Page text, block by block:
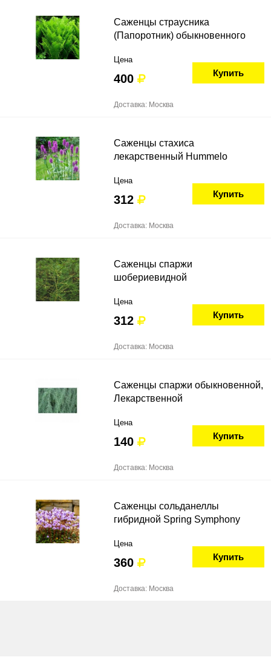
Саженцы страусника
(Папоротник) обыкновенного
Цена
400 Купить
Доставка: Москва
Саженцы стахиса
лекарственный Hummelo
Цена
312 Купить
Доставка: Москва
Саженцы спаржи
шобериевидной
Цена
312 Купить
Доставка: Москва
Саженцы спаржи обыкновенной,
Лекарственной
Цена
140 Купить
Доставка: Москва
Саженцы сольданеллы
гибридной Spring Symphony
Цена
360 Купить
Доставка: Москва